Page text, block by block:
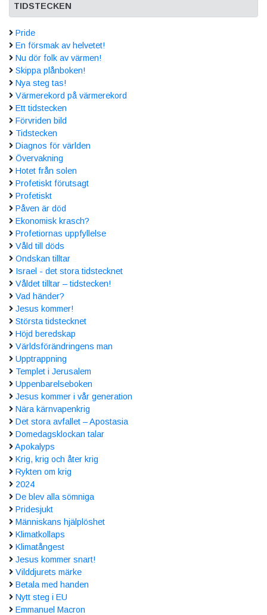
TIDSTECKEN
Pride
En försmak av helvetet!
Nu dör folk av värmen!
Skippa plånboken!
Nya steg tas!
Värmerekord på värmerekord
Ett tidstecken
Förvriden bild
Tidstecken
Diagnos för världen
Övervakning
Hotet från solen
Profetiskt förutsagt
Profetiskt
Påven är död
Ekonomisk krasch?
Profetiornas uppfyllelse
Våld till döds
Ondskan tilltar
Israel - det stora tidstecknet
Våldet tilltar – tidstecken!
Vad händer?
Jesus kommer!
Största tidstecknet
Höjd beredskap
Världsförändringens man
Upptrappning
Templet i Jerusalem
Uppenbarelseboken
Jesus kommer i vår generation
Nära kärnvapenkrig
Det stora avfallet – Apostasia
Domedagsklockan talar
Apokalyps
Krig, krig och åter krig
Rykten om krig
2024
De blev alla sömniga
Pridesjukt
Människans hjälplöshet
Klimatkollaps
Klimatångest
Jesus kommer snart!
Vilddjurets märke
Betala med handen
Nytt steg i EU
Emmanuel Macron